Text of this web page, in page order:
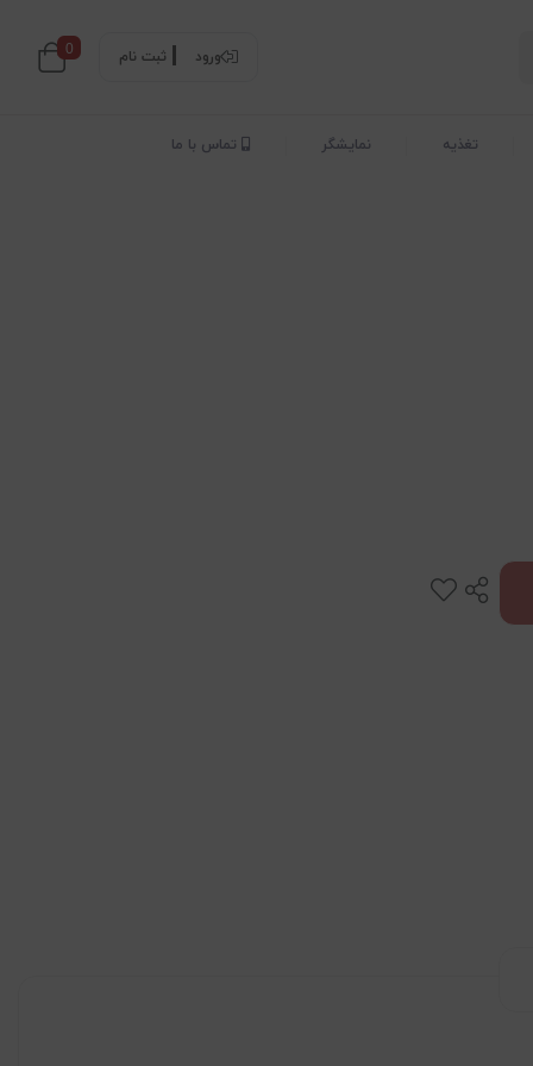
ورود ثبت نام 0
تغذیه نمایشگر تماس با ما